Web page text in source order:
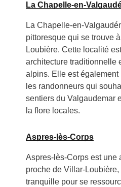
La Chapelle-en-
La Chapelle-en-
pittoresque qui se trouve
Loubière. Cette localité
architecture traditionnelle
alpins. Elle est
les randonneurs qui
sentiers du Valgaudemar
la flore locales.
Aspres-lès-Corps
Aspres-lès-Corps est une
proche de Villar-Loubière,
tranquille pour se